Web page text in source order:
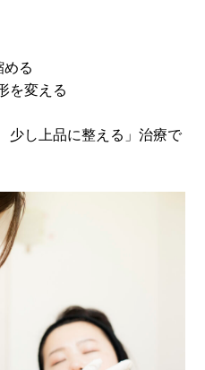
める
を変える
少し上品に整える」治療で